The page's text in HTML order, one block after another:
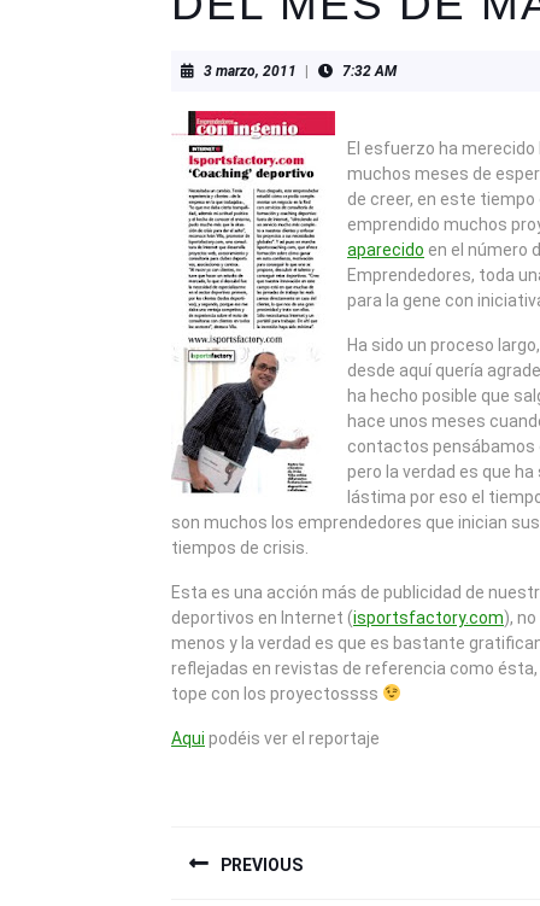
3 marzo, 2011
2011
7:32 AM
El esfuerzo ha
muchos meses de
de creer, en este
emprendido muchos
aparecido en el número
Emprendedores, toda
para la gene con
Ha sido un proceso
desde aquí quería
ha hecho posible que
hace unos meses
contactos pensábamos
pero la verdad es que
lástima por eso el
son muchos los emprendedores que inician
tiempos de crisis.
Esta es una acción más de publicidad de
deportivos en Internet (isportsfactory.com),
menos y la verdad es que es bastante
reflejadas en revistas de referencia como
tope con los proyectossss
Aqui podéis ver el reportaje
DEPREVIOUS